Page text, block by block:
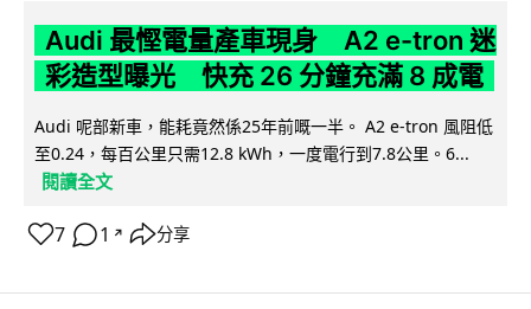
Audi 最慳電量產車現身 A2 e-tron 迷
彩造型曝光 快充 26 分鐘充滿 8 成電
Audi 呢部新車，能耗竟然係25年前嘅一半。 A2 e-tron 風阻低
至0.24，每百公里只需12.8 kWh，一度電行到7.8公里。6...
閱讀全文
7 1 ↗ 分享